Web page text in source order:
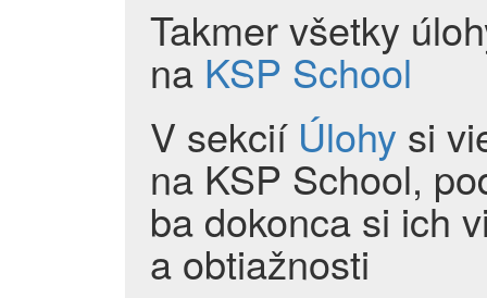
Takmer všetky
na KSP School
V sekcií Úlohy si
na KSP School,
ba dokonca si ich
a obtiažnosti